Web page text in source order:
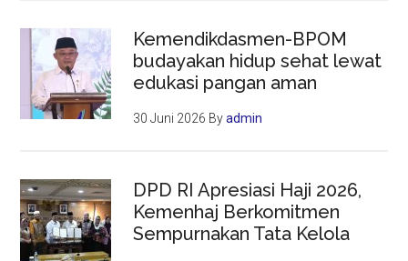
Kemendikdasmen-BPOM
budayakan hidup sehat lewat
edukasi pangan aman
30 Juni 2026 Byadmin
DPD RI Apresiasi Haji 2026,
Kemenhaj Berkomitmen
Sempurnakan Tata Kelola